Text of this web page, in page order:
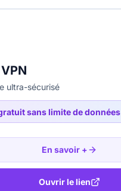
ultra-sécurisé
sans limite de données
En savoir +
Ouvrir le lien